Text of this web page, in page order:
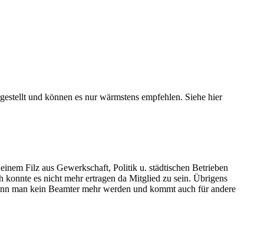
und können es nur wärmstens empfehlen. Siehe hier
Filz aus Gewerkschaft, Politik u. städtischen Betrieben
es nicht mehr ertragen da Mitglied zu sein. Übrigens
man kein Beamter mehr werden und kommt auch für andere